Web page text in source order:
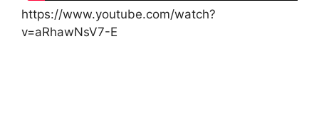
https://www.youtube.com/watch?
v=aRhawNsV7-E